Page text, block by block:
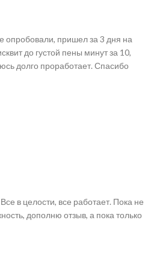
опробовали, пришел за 3 дня на
до густой пены минут за 10,
долго проработает. Спасибо
в целости, все работает. Пока не
дополню отзыв, а пока только